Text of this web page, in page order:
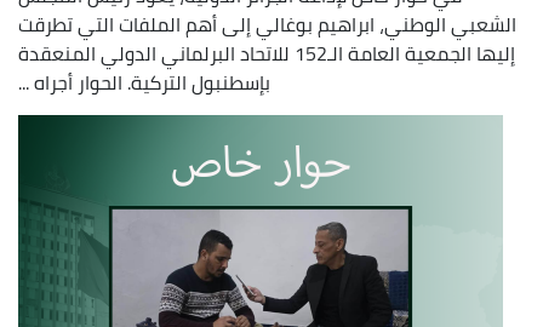
الشعبي الوطني، ابراهيم بوغالي إلى أهم الملفات التي تطرقت
إليها الجمعية العامة الـ152 للاتحاد البرلماني الدولي المنعقدة
بإسطنبول التركية. الحوار أجراه ...